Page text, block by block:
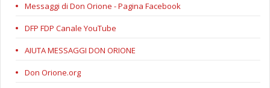
Messaggi di Don Orione - Pagina Facebook
DFP FDP Canale YouTube
AIUTA MESSAGGI DON ORIONE
Don Orione.org